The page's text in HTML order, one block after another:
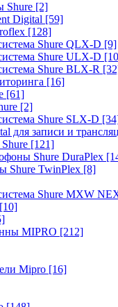
Shure [2]
Digital [59]
[128]
Shure QLX-D [9]
Shure ULX-D
Shure BLX-R
[16]
[61]
[2]
Shure SLX-D
для записи и
[121]
Shure DuraPlex
Shure TwinPlex [8]
Shure MXW
[10]
MIPRO [212]
Mipro [16]